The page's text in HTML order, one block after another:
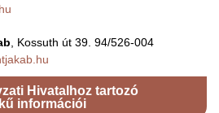
, Kossuth út 39. 94/526-004
Hivatalhoz tartozó
információi